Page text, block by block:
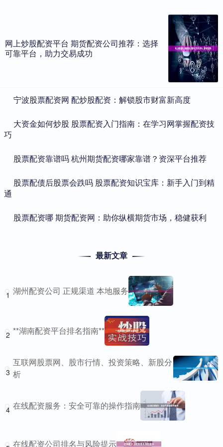
网上炒股配资平台 期货配资公司推荐：选择
可靠平台，助力交易成功
​宁波股票配资网 配炒股配资：解锁股市财富新高度
​大资金如何炒股 股票配资入门指南：在学习网掌握配资技
巧
​股票配资靠谱吗 杭州期货配资哪家靠谱？资深平台推荐
​股票配债后股票会跌吗 股票配资知识宝库：新手入门到精
通
​股票配资哪 期货配资网：助你纵横期货市场，稳健获利
最新文章
1 湖州配资公司 正规渠道 本地服务
2 **湖南配资平台排名指南**
3
互联网股票网、股市行情、投资策略、新股分
析
4 在线配资服务：安全可靠的操作指南
在线配资公司排名与风险提示